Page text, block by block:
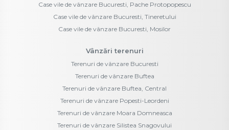
Case vile de vânzare Bucuresti, Pache Protopopescu
Case vile de vânzare Bucuresti, Tineretului
Case vile de vânzare Bucuresti, Mosilor
Vânzări terenuri
Terenuri de vânzare Bucuresti
Terenuri de vânzare Buftea
Terenuri de vânzare Buftea, Central
Terenuri de vânzare Popesti-Leordeni
Terenuri de vânzare Moara Domneasca
Terenuri de vânzare Silistea Snagovului